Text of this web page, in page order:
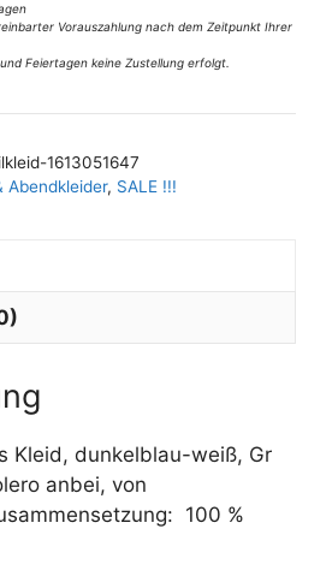
Vorauszahlung nach dem Zeitpunkt Ihrer
Feiertagen keine Zustellung erfolgt.
1613051647
Abendkleider, SALE !!!
Kleid, dunkelblau-weiß, Gr
anbei, von
100 %